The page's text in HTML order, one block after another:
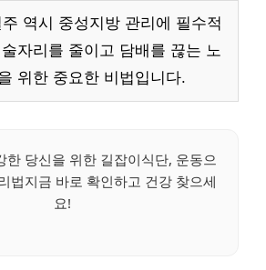
역시 중성지방 관리에 필수적
자리를 줄이고 담배를 끊는 노
위한 중요한 비법입니다.
한 당신을 위한 길잡이식단, 운동으
법지금 바로 확인하고 건강 찾으세
요!